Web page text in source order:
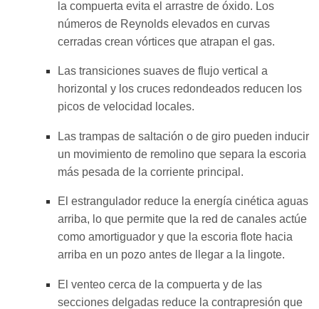
la compuerta evita el arrastre de óxido. Los
números de Reynolds elevados en curvas
cerradas crean vórtices que atrapan el gas.
Las transiciones suaves de flujo vertical a
horizontal y los cruces redondeados reducen los
picos de velocidad locales.
Las trampas de saltación o de giro pueden inducir
un movimiento de remolino que separa la escoria
más pesada de la corriente principal.
El estrangulador reduce la energía cinética aguas
arriba, lo que permite que la red de canales actúe
como amortiguador y que la escoria flote hacia
arriba en un pozo antes de llegar a la lingote.
El venteo cerca de la compuerta y de las
secciones delgadas reduce la contrapresión que